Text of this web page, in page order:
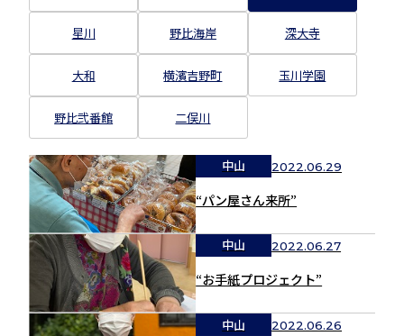
星川 野比海岸 深大寺
大和 横濱吉野町 玉川学園
野比弐番館 二俣川
中山 2022.06.29
“パン屋さん来所”
中山 2022.06.27
“お手紙プロジェクト”
中山 2022.06.26